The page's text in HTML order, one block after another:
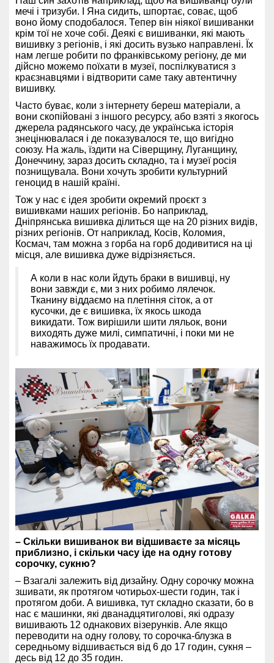
мечі і тризуби. І Яна сидить, шпортає, соває, щоб
воно йому сподобалося. Тепер він ніякої вишиванки
крім тої не хоче собі. Деякі є вишиванки, які мають
вишивку з регіонів, і які досить вузько направлені. Їх
нам легше робити по франківському регіону, де ми
дійсно можемо поїхати в музеї, поспілкуватися з
краєзнавцями і відтворити саме таку автентичну
вишивку.
Часто буває, коли з інтернету береш матеріали, а
вони скопійовані з іншого ресурсу, або взяті з якогось
джерела радянського часу, де українська історія
знецінювалася і де показувалося те, що вигідно
союзу. На жаль, їздити на Сіверщину, Луганщину,
Донеччину, зараз досить складно, та і музеї росія
познищувала. Вони хочуть зробити культурний
геноцид в нашій країні.
Тож у нас є ідея зробити окремий проєкт з
вишивками наших регіонів. Бо наприклад,
Дніпрянська вишивка ділиться ще на 20 різних видів,
різних регіонів. От наприклад, Косів, Коломия,
Космач, там можна з горба на горб додивитися на ці
місця, але вишивка дуже відрізняється.
А коли в нас коли йдуть браки в вишивці, ну
вони завжди є, ми з них робимо лялечок.
Тканину віддаємо на плетіння сіток, а от
кусочки, де є вишивка, їх якось шкода
викидати. Тож вирішили шити ляльок, вони
виходять дуже милі, симпатичні, і поки ми не
наважимось їх продавати.
– Скільки вишиванок ви відшиваєте за місяць
приблизно, і скільки часу іде на одну готову
сорочку, сукню?
– Взагалі залежить від дизайну. Одну сорочку можна
зшивати, як протягом чотирьох-шести годин, так і
протягом доби. А вишивка, тут складно сказати, бо в
нас є машинки, які дванадцятиголові, які одразу
вишивають 12 однакових візерунків. Але якщо
переводити на одну голову, то сорочка-блузка в
середньому відшивається від 6 до 17 годин, сукня –
десь від 12 до 35 годин.